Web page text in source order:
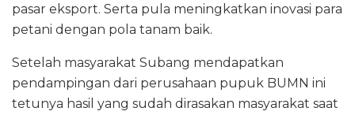
pasar eksport. Serta pula meningkatkan inovasi para
petani dengan pola tanam baik.
Setelah masyarakat Subang mendapatkan
pendampingan dari perusahaan pupuk BUMN ini
tetunya hasil yang sudah dirasakan masyarakat saat